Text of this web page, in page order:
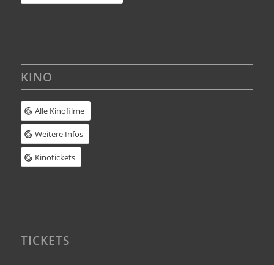
KINO
Alle Kinofilme
Weitere Infos
Kinotickets
TICKETS